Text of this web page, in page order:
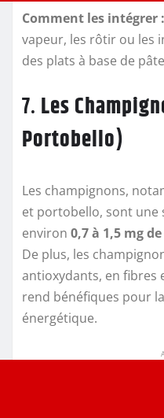
Comment les intégrer :
vapeur, les rôtir ou les
des plats à base de
7. Les
Portobello)
Les champignons,
et portobello, sont une
environ 0,7 à 1,5 mg
De plus, les
antioxydants, en fibres
rend bénéfiques pour
énergétique.